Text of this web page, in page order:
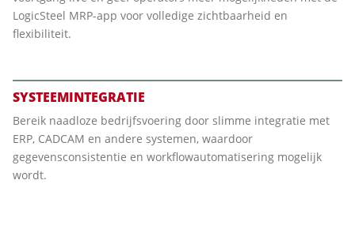
LogicSteel MRP-app voor volledige zichtbaarheid en
flexibiliteit.
SYSTEEMINTEGRATIE
Bereik naadloze bedrijfsvoering door slimme integratie met
ERP, CADCAM en andere systemen, waardoor
gegevensconsistentie en workflowautomatisering mogelijk
wordt.